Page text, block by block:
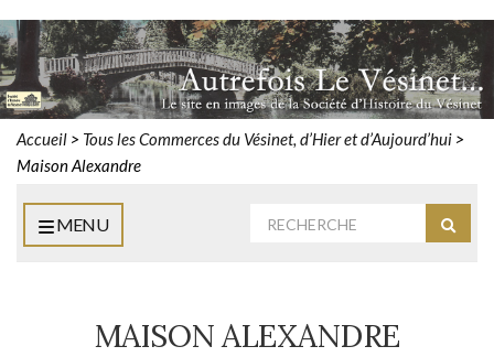
Accueil > Tous les Commerces du Vésinet, d’Hier et d’Aujourd’hui >
Maison Alexandre
MENU
MAISON ALEXANDRE